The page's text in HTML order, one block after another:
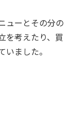
ューとその分の
を考えたり、買
ました。